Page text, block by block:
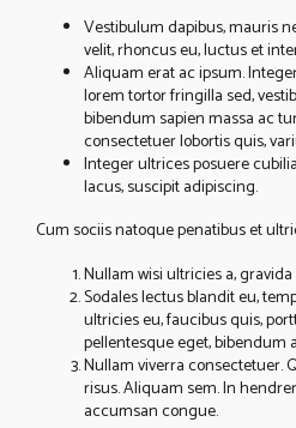
Vestibulum dapibus, mauris
velit, rhoncus eu, luctus et
Aliquam erat ac ipsum.
lorem tortor fringilla sed,
bibendum sapien massa ac
consectetuer lobortis quis,
Integer ultrices posuere
lacus, suscipit adipiscing.
Cum sociis natoque penatibus et
Nullam wisi ultricies a,
Sodales lectus blandit eu,
ultricies eu, faucibus quis,
pellentesque eget, bibendum
Nullam viverra consectetuer.
risus. Aliquam sem. In
accumsan congue.